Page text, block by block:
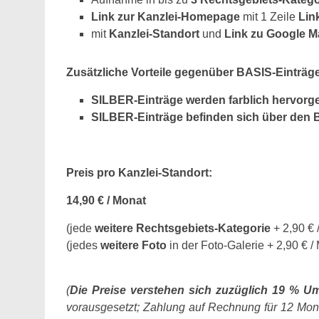
Link zur Kanzlei-Homepage mit 1 Zeile
mit Kanzlei-Standort und Link zu Google
Zusätzliche Vorteile gegenüber BASIS-
SILBER-Einträge werden farblich
SILBER-Einträge befinden sich über den
Preis pro Kanzlei-Standort:
14,90 € / Monat
(jede weitere Rechtsgebiets-Kategorie + 2,90 €
(jedes weitere Foto in der Foto-Galerie + 2,90 € /
(Die Preise verstehen sich zuzüglich 19 %
vorausgesetzt; Zahlung auf Rechnung für 12